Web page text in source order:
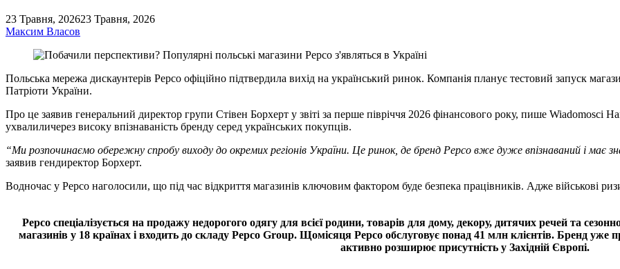
23 Травня, 202623 Травня, 2026
Максим Власов
Польська мережа дискаунтерів Pepco офіційно підтвердила вихід на український ринок. Компанія планує тестовий запуск
Патріоти України.
Про це заявив генеральний директор групи Стівен Борхерт у звіті за перше півріччя 2026 фінансового року, пише Wiadomosci
ухвалиличерез високу впізнаваність бренду серед українських покупців.
“Ми розпочинаємо обережну спробу виходу до окремих регіонів України. Це ринок, де бренд Pepco вже дуже впізнаваний і має
заявив гендиректор Борхерт.
Водночас у Pepco наголосили, що під час відкриття магазинів ключовим фактором буде безпека працівників. Адже військові
Pepco спеціалізується на продажу недорогого одягу для всієї родини, товарів для дому, декору, дитячих речей та
магазинів у 18 країнах і входить до складу Pepco Group. Щомісяця Pepco обслуговує понад 41 млн клієнтів. Бренд уже
активно розширює присутність у Західній Європі.